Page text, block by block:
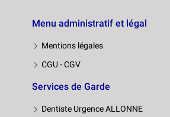
Menu administratif et légal
Mentions légales
CGU - CGV
Services de Garde
Dentiste Urgence ALLONNE